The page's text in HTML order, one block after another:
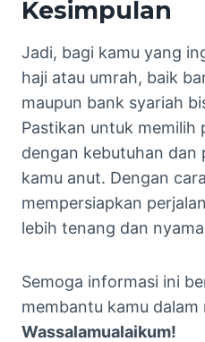
Kesimpulan
Jadi, bagi kamu yang
haji atau umrah, baik
maupun bank syariah
Pastikan untuk memilih
dengan kebutuhan dan
kamu anut. Dengan
mempersiapkan
lebih tenang dan
Semoga informasi ini
membantu kamu
Wassalamualaikum!